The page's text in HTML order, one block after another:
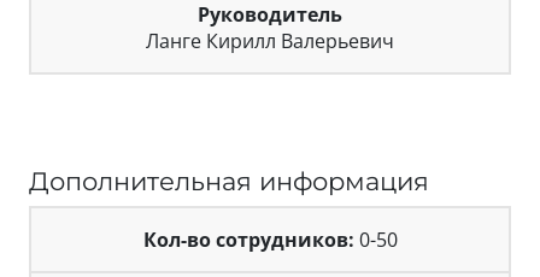
Руководитель
Ланге Кирилл Валерьевич
Дополнительная информация
Кол-во сотрудников: 0-50